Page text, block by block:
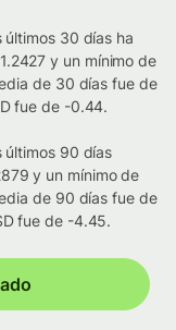
últimos 30 días ha
y un mínimo de
de 30 días fue de
fue de -0.44.
últimos 90 días
y un mínimo de
de 90 días fue de
fue de -4.45.